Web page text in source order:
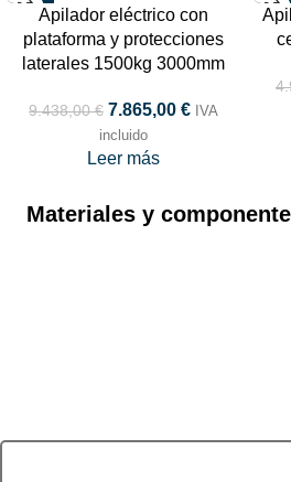
-17%
AGOTADO
Apilador eléctrico con
plataforma y protecciones
laterales 1500kg 3000mm
9.438,00€ 7.865,00 € IVA
incluido
Leer más
-17%
Materiales y